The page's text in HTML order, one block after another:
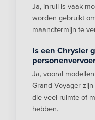
Ja, inruil is vaak
worden gebruikt
maandtermijn te
Is een Chrysler
Ja, vooral
Grand Voyager
die veel ruimte of
hebben.